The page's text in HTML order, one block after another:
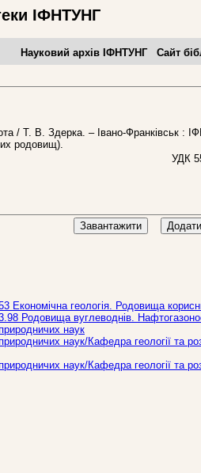
ІФНТУНГ
Науковий архів ІФНТУНГ Сайт
/ Т. В. Здерка. – Івано-Франківськ :
родовищ).
УДК
Завантажити
Економічна геологія. Родовища
Родовища вуглеводнів.
наук
наук/Кафедра геології та
наук/Кафедра геології та